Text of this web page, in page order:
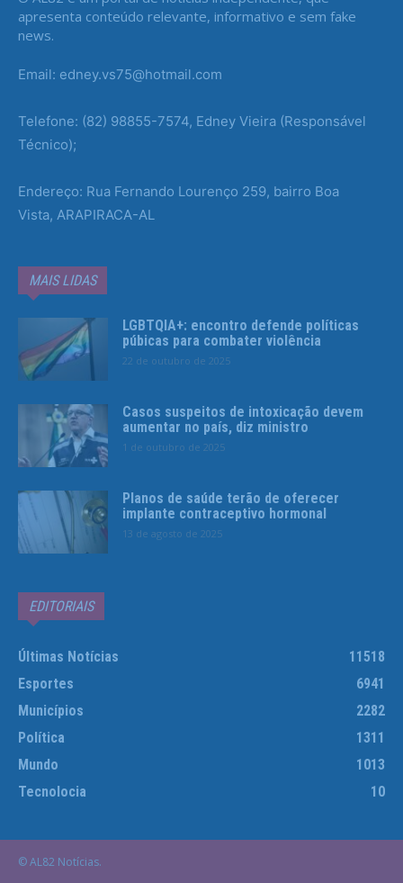
apresenta conteúdo relevante, informativo e sem fake
news.
Email: edney.vs75@hotmail.com
Telefone: (82) 98855-7574, Edney Vieira (Responsável
Técnico);
Endereço: Rua Fernando Lourenço 259, bairro Boa
Vista, ARAPIRACA-AL
MAIS LIDAS
LGBTQIA+: encontro defende políticas
púbicas para combater violência
22 de outubro de 2025
Casos suspeitos de intoxicação devem
aumentar no país, diz ministro
1 de outubro de 2025
Planos de saúde terão de oferecer
implante contraceptivo hormonal
13 de agosto de 2025
EDITORIAIS
Últimas Notícias
11518
Esportes
6941
Municípios
2282
Política
1311
Mundo
1013
Tecnolocia
10
© AL82 Notícias.